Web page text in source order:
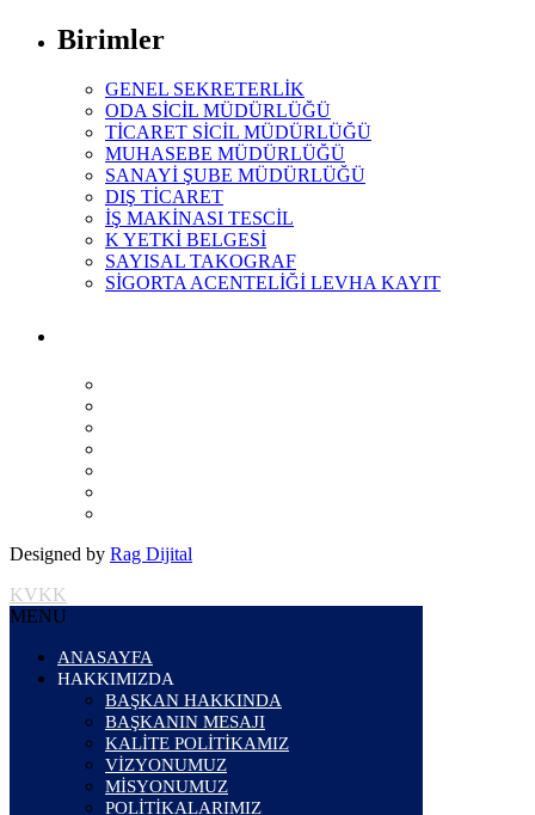
Birimler
GENEL SEKRETERLİK
ODA SİCİL MÜDÜRLÜĞÜ
TİCARET SİCİL MÜDÜRLÜĞÜ
MUHASEBE MÜDÜRLÜĞÜ
SANAYİ ŞUBE MÜDÜRLÜĞÜ
DIŞ TİCARET
İŞ MAKİNASI TESCİL
K YETKİ BELGESİ
SAYISAL TAKOGRAF
SİGORTA ACENTELİĞİ LEVHA KAYIT
Designed by Rag Dijital
KVKK
MENU
ANASAYFA
HAKKIMIZDA
BAŞKAN HAKKINDA
BAŞKANIN MESAJI
KALİTE POLİTİKAMIZ
VİZYONUMUZ
MİSYONUMUZ
POLİTİKALARIMIZ